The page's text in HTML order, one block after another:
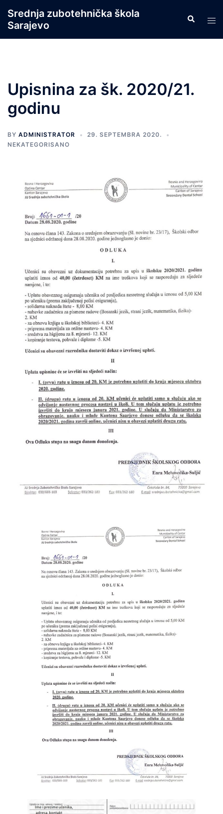
content
Srednja zubotehnička škola
Sarajevo
Search
Upisnina za šk. 2020/21.
godinu
BY ADMINISTRATOR
29. SEPTEMBRA 2020.
NEKATEGORISANO